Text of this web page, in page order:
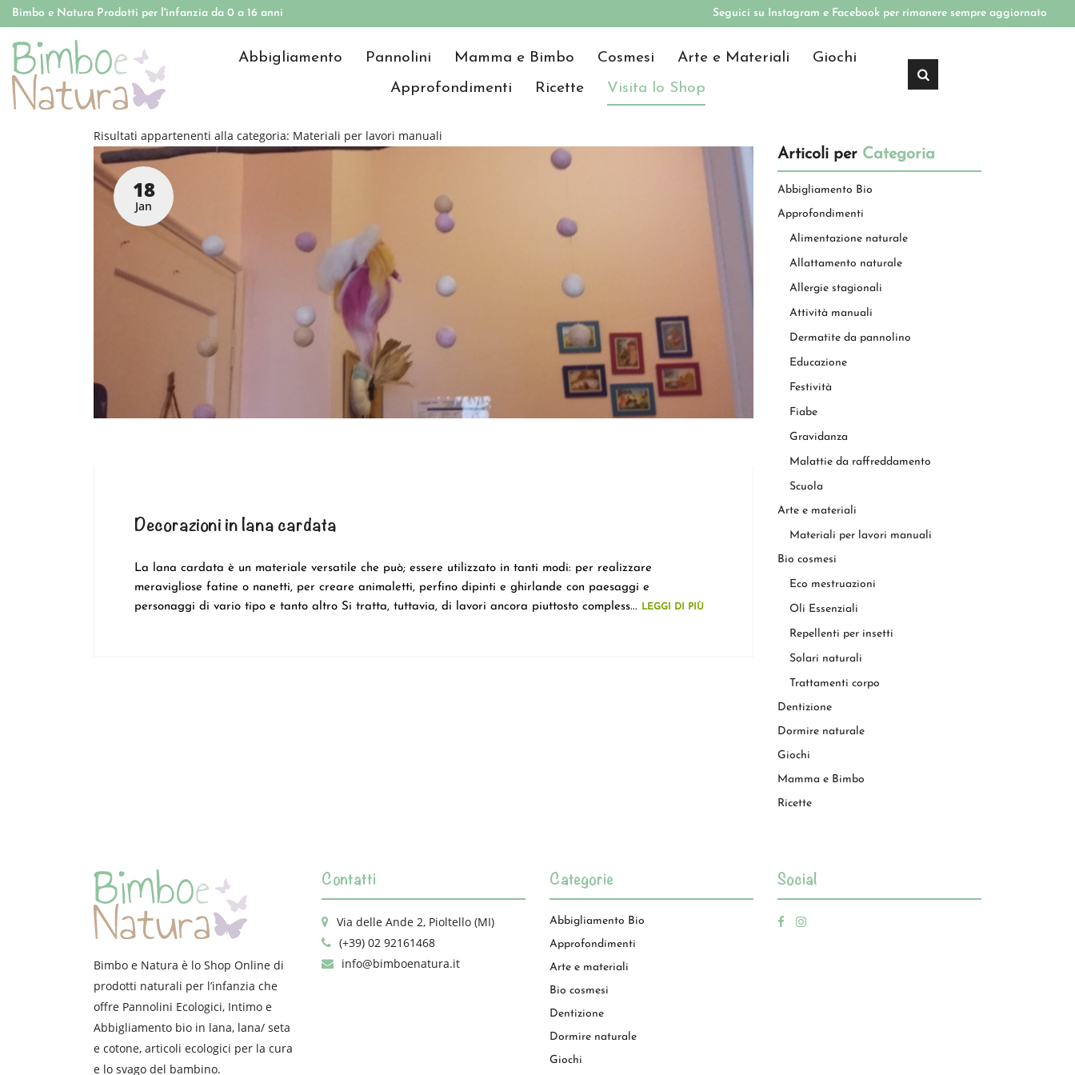
Bimbo e Natura Prodotti per l'infanzia da 0 a 16 anni Seguici su Instagram e Facebook per rimanere sempre aggiornato
Abbigliamento Pannolini Mamma e Bimbo Cosmesi Arte e Materiali
Giochi
Approfondimenti
Ricette Visita lo Shop
Risultati appartenenti alla categoria: Materiali per lavori manuali
18
Jan
Decorazioni in lana cardata
La lana cardata è un materiale versatile che può; essere utilizzato in tanti modi: per realizzare
meravigliose fatine o nanetti, per creare animaletti, perfino dipinti e ghirlande con paesaggi e
personaggi di vario tipo e tanto altro Si tratta, tuttavia, di lavori ancora piuttosto compless...
LEGGI DI PIÙ
Articoli per Categoria
Abbigliamento Bio
Approfondimenti
Alimentazione naturale
Allattamento naturale
Allergie stagionali
Attività manuali
Dermatite da pannolino
Educazione
Festività
Fiabe
Gravidanza
Malattie da raffreddamento
Scuola
Arte e materiali
Materiali per lavori manuali
Bio cosmesi
Eco mestruazioni
Oli Essenziali
Repellenti per insetti
Solari naturali
Trattamenti corpo
Dentizione
Dormire naturale
Giochi
Mamma e Bimbo
Ricette
Bimbo e Natura è lo Shop Online di
prodotti naturali per l’infanzia che
offre Pannolini Ecologici, Intimo e
Abbigliamento bio in lana, lana/ seta
e cotone, articoli ecologici per la cura
e lo svago del bambino.
Contatti
Via delle Ande 2, Pioltello (MI)
(+39) 02 92161468
info@bimboenatura.it
Categorie
Abbigliamento Bio
Approfondimenti
Arte e materiali
Bio cosmesi
Dentizione
Dormire naturale
Giochi
Social